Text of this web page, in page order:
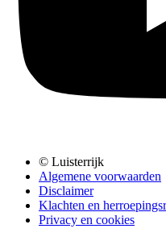
© Luisterrijk
Algemene voorwaarden
Disclaimer
Klachten en
Privacy en cookies